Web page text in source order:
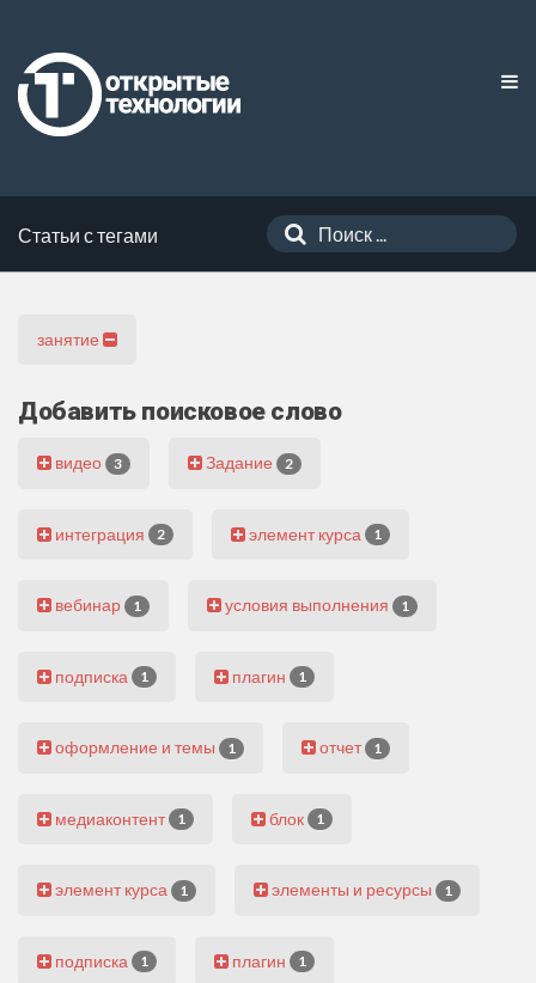
Статьи с тегами
занятие
Добавить поисковое слово
видео 3 Задание 2
интеграция 2 элемент курса 1
вебинар 1 условия выполнения 1
подписка 1 плагин 1
оформление и темы 1 отчет 1
медиаконтент 1 блок 1
элемент курса 1 элементы и ресурсы 1
подписка 1 плагин 1